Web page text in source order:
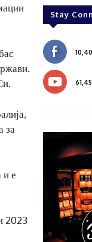
за
и е
2023
Stay